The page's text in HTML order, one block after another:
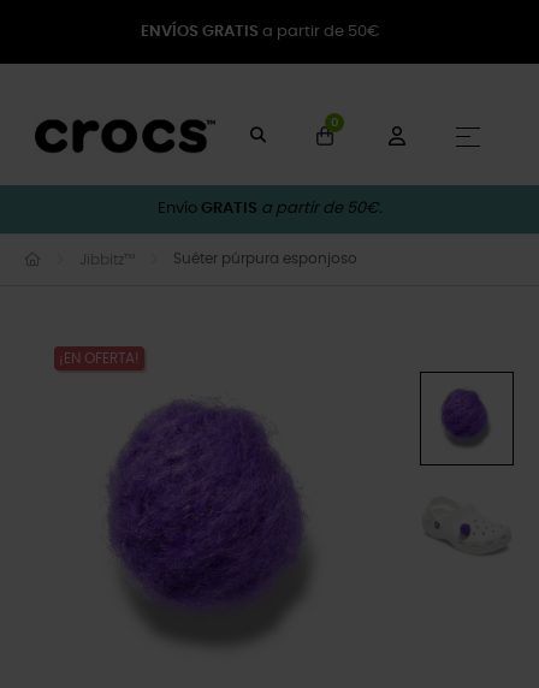
ENVÍOS GRATIS a partir de 50€
0
☰
Envío GRATIS a partir de 50€.
Jibbitz™ Suéter púrpura esponjoso
¡EN OFERTA!